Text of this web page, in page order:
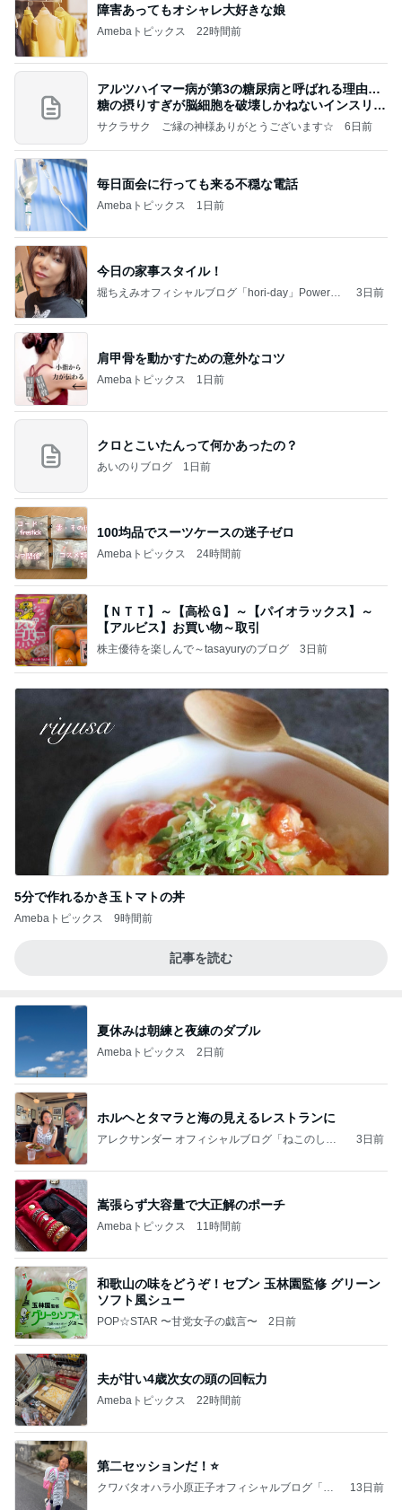
障害あってもオシャレ大好きな娘
Amebaトピックス 22時間前
アルツハイマー病が第3の糖尿病と呼ばれる理由…
糖の摂りすぎが脳細胞を破壊しかねないインスリン
の恐
サクラサク ご縁の神様ありがとうございます☆ 6日前
毎日面会に行っても来る不穏な電話
Amebaトピックス 1日前
今日の家事スタイル！
堀ちえみオフィシャルブログ「hori-day」Powered
3日前
肩甲骨を動かすための意外なコツ
Amebaトピックス 1日前
クロとこいたんって何かあったの？
あいのりブログ 1日前
100均品でスーツケースの迷子ゼロ
Amebaトピックス 24時間前
【ＮＴＴ】～【高松Ｇ】～【パイオラックス】～
【アルビス】お買い物～取引
株主優待を楽しんで～tasayuryのブログ 3日前
5分で作れるかき玉トマトの丼
Amebaトピックス 9時間前
記事を読む
夏休みは朝練と夜練のダブル
Amebaトピックス 2日前
ホルヘとタマラと海の見えるレストランに
アレクサンダー オフィシャルブログ「ねこのしっ
3日前
嵩張らず大容量で大正解のポーチ
Amebaトピックス 11時間前
和歌山の味をどうぞ！セブン 玉林園監修 グリーン
ソフト風シュー
POP☆STAR 〜甘党女子の戯言〜 2日前
夫が甘い4歳次女の頭の回転力
Amebaトピックス 22時間前
第二セッションだ！⭐️
クワバタオハラ小原正子オフィシャルブログ「女
13日前